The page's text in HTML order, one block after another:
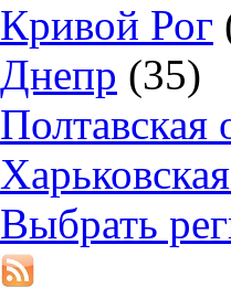
Кривой Рог
Днепр (35)
Полтавская
Выбрать